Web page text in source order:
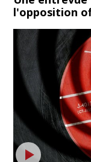
l'opposition